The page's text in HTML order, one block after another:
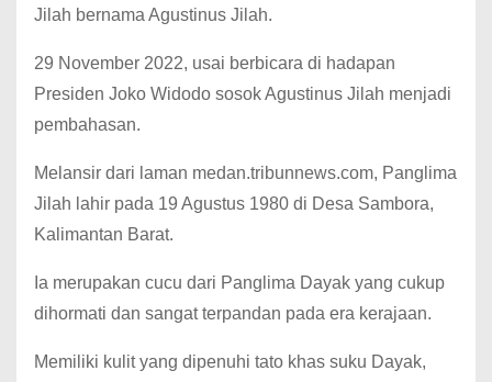
Jilah bernama Agustinus Jilah.
29 November 2022, usai berbicara di hadapan
Presiden Joko Widodo sosok Agustinus Jilah menjadi
pembahasan.
Melansir dari laman medan.tribunnews.com, Panglima
Jilah lahir pada 19 Agustus 1980 di Desa Sambora,
Kalimantan Barat.
Ia merupakan cucu dari Panglima Dayak yang cukup
dihormati dan sangat terpandan pada era kerajaan.
Memiliki kulit yang dipenuhi tato khas suku Dayak,